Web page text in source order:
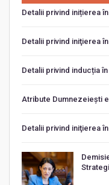
Detalii privind inițierea
Detalii privind iniţierea
Detalii privind inducția
Atribute Dumnezeiești
Detalii privind iniţierea